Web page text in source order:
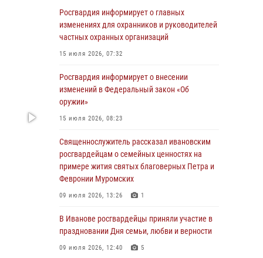
В Иванове росгвардейцы оказали помощь
пожилому мужчине, которому стало плохо во
В Иванове личный состав Росгвардии принял
участие в торжественных мероприятиях,
02 августа 2026, 11:46 13
Мероприятия в рамках акции «Каникулы с
Росгвардией» продолжаются в Ивановской
В Ивановской области при содействии
Росгвардии задержаны подозреваемые в
Росгвардия информирует о главных
изменениях для охранников и руководителей
частных охранных организаций
15 июля 2026, 07:32
Росгвардия информирует о внесении
изменений в Федеральный закон «Об
оружии»
15 июля 2026, 08:23
Священнослужитель рассказал ивановским
росгвардейцам о семейных ценностях на
примере жития святых благоверных Петра и
Февронии Муромских
09 июля 2026, 13:26 1
В Иванове росгвардейцы приняли участие в
праздновании Дня семьи, любви и верности
09 июля 2026, 12:40 5